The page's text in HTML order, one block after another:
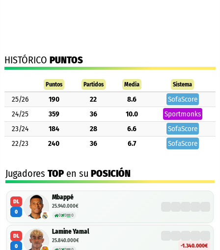
HISTÓRICO PUNTOS
Puntos Partidos Media Sistema
25/26 190 22 8.6
SofaScore
24/25
359 36 10.0
Sportmonks
23/24
184 28 6.6
SofaScore
22/23
240 36 6.7 SofaScore
Jugadores TOP en su POSICIÓN
DL
0
Mbappé
25.940.000€
0 0 0
DL
0
Lamine Yamal
25.840.000€
-1.340.000€